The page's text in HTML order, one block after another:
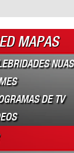
MAPAS
NUAS
DE TV